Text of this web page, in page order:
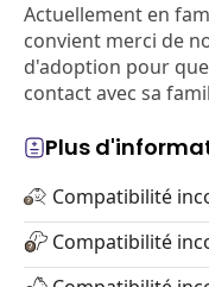
Actuellement en
convient merci de
d'adoption pour
contact avec sa
Plus
Compatibilité
Compatibilité